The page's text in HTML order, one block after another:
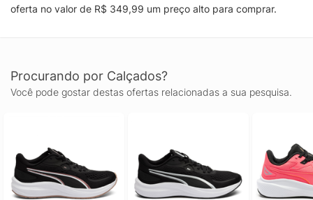
oferta no valor de R$ 349,99 um preço alto para comprar.
Procurando por Calçados?
Você pode gostar destas ofertas relacionadas a sua pesquisa.